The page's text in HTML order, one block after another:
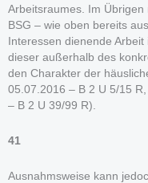
Arbeitsraumes. Im
BSG – wie oben bereits
Interessen dienende
dieser außerhalb des
den Charakter der
05.07.2016 – B 2 U 5/15
– B 2 U 39/99 R).
41
Ausnahmsweise kann